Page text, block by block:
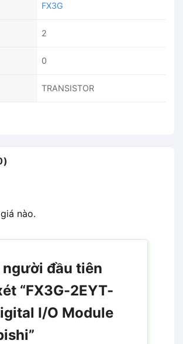
FX3G
2
0
TRANSISTOR
nào.
người đầu tiên
“FX3G-2EYT-
I/O Module